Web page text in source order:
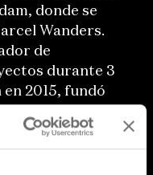
donde se
Wanders.
de
durante 3
2015, fundó
en